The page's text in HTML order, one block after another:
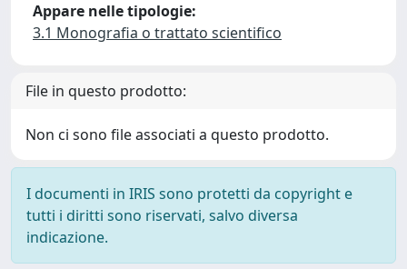
Appare nelle tipologie:
3.1 Monografia o trattato scientifico
File in questo prodotto:
Non ci sono file associati a questo prodotto.
I documenti in IRIS sono protetti da copyright e
tutti i diritti sono riservati, salvo diversa
indicazione.